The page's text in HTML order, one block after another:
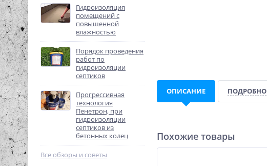
Гидроизоляция
помещений с
повышенной
влажностью
Порядок проведения
работ по
гидроизоляции
септиков
Прогрессивная
технология
Пенетрон, при
гидроизоляции
септиков из
бетонных колец
Все обзоры и советы
ОПИСАНИЕ ПОДРОБНО
Похожие товары